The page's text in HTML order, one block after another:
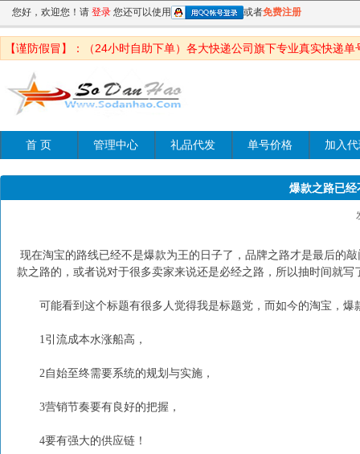
您好，欢迎您！请 登录 您还可以使用 或者免费注册
【谨防假冒】：（24小时自助下单）各大快递公司旗下专业真实快递
首 页 管理中心 礼品代发 单号价格 加入
爆款之路已
现在淘宝的路线已经不是爆款为王的日子了，品牌之路才是最后的
款之路的，或者说对于很多卖家来说还是必经之路，所以抽时间就写
可能看到这个标题有很多人觉得我是标题党，而如今的淘宝，爆
1引流成本水涨船高，
2自始至终需要系统的规划与实施，
3营销节奏要有良好的把握，
4要有强大的供应链！